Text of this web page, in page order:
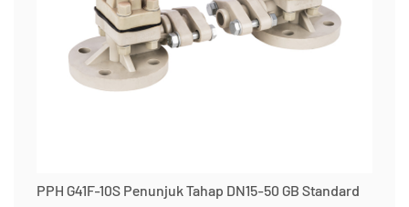
PPH G41F-10S Penunjuk Tahap DN15-50 GB Standard